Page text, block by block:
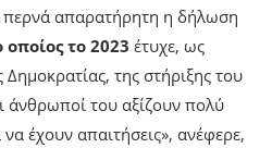
απαρατήρητη η δήλωση
το 2023 έτυχε, ως
της στήριξης του
άνθρωποί του αξίζουν πολύ
να έχουν απαιτήσεις», ανέφερε,